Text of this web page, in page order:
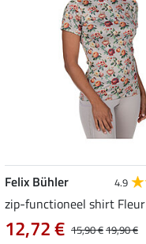
Felix Bühler 4.9
zip-functioneel shirt Fleur
15,90 €19,90 €
12,72 €